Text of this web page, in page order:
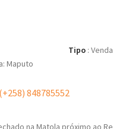
Tipo : Venda
Maputo
848785552
na Matola próximo ao